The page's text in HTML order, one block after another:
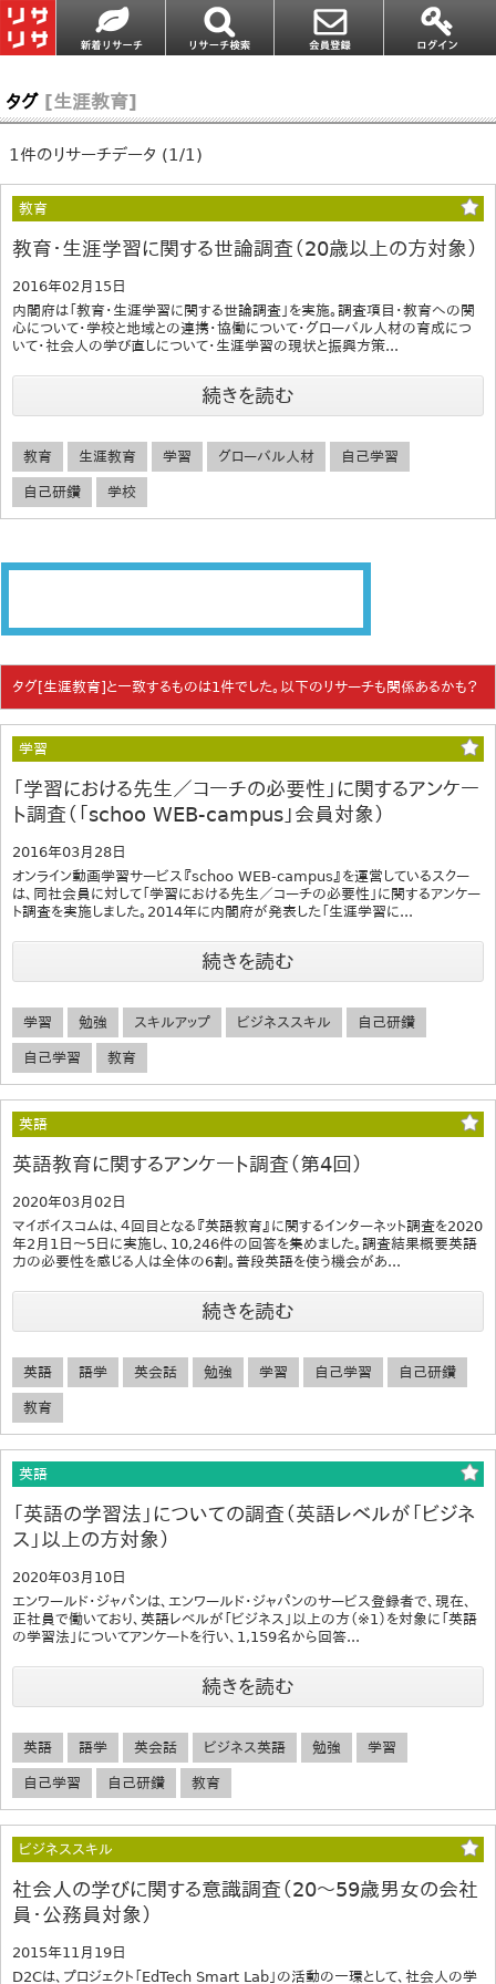
タグ [生涯教育]
1件のリサーチデータ (1/1)
教育
教育・生涯学習に関する世論調査（20歳以上の方対象）
2016年02月15日
内閣府は「教育・生涯学習に関する世論調査」を実施。調査項目・教育への関
心について・学校と地域との連携・協働について・グローバル人材の育成につ
いて・社会人の学び直しについて・生涯学習の現状と振興方策...
続きを読む
教育 生涯教育 学習 グローバル人材 自己学習
自己研鑽 学校
タグ[生涯教育]と一致するものは1件でした。以下のリサーチも関係あるかも？
学習
「学習における先生／コーチの必要性」に関するアンケー
ト調査（「schoo WEB-campus」会員対象）
2016年03月28日
オンライン動画学習サービス『schoo WEB-campus』を運営しているスクー
は、同社会員に対して「学習における先生／コーチの必要性」に関するアンケー
ト調査を実施しました。2014年に内閣府が発表した「生涯学習に...
続きを読む
学習 勉強 スキルアップ ビジネススキル 自己研鑽
自己学習 教育
英語
英語教育に関するアンケート調査（第4回）
2020年03月02日
マイボイスコムは、４回目となる『英語教育』に関するインターネット調査を2020
年2月1日～5日に実施し、10,246件の回答を集めました。調査結果概要英語
力の必要性を感じる人は全体の6割。普段英語を使う機会があ...
続きを読む
英語 語学 英会話 勉強 学習 自己学習 自己研鑽
教育
英語
「英語の学習法」についての調査（英語レベルが「ビジネ
ス」以上の方対象）
2020年03月10日
エンワールド・ジャパンは、エンワールド・ジャパンのサービス登録者で、現在、
正社員で働いており、英語レベルが「ビジネス」以上の方（※1）を対象に「英語
の学習法」についてアンケートを行い、1,159名から回答...
続きを読む
英語 語学 英会話 ビジネス英語 勉強 学習
自己学習 自己研鑽 教育
ビジネススキル
社会人の学びに関する意識調査（20～59歳男女の会社
員・公務員対象）
2015年11月19日
D2Cは、プロジェクト「EdTech Smart Lab」の活動の一環として、社会人の学